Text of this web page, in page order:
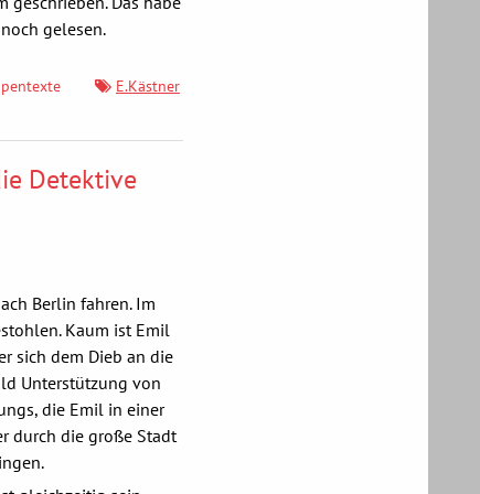
gelesen.
E.Kästner
Detektive
Berlin fahren. Im
Kaum ist Emil
sich dem Dieb an die
Unterstützung von
die Emil in einer
durch die große Stadt